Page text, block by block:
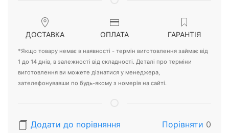
ДОСТАВКА ОПЛАТА ГАРАНТІЯ
*Якщо товару немає в наявності - термін виготовлення займає від
1 до 14 днів, в залежності від складності. Деталі про терміни
виготовлення ви можете дізнатися у менеджера,
зателефонувавши по будь-якому з номерів на сайті.
Додати до порівняння
Порівняти 0